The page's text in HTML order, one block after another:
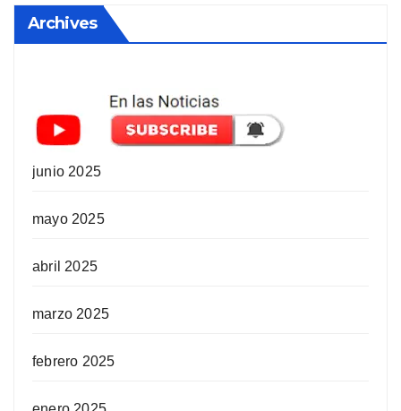
Archives
junio 2025
mayo 2025
abril 2025
marzo 2025
febrero 2025